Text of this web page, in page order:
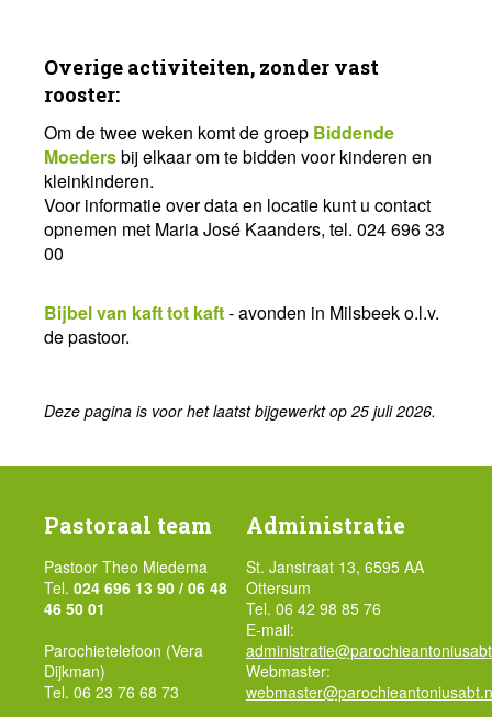
Overige activiteiten, zonder vast
rooster:
Om de twee weken komt de groep Biddende
Moedersbij elkaar om te bidden voor kinderen en
kleinkinderen.
Voor informatie over data en locatie kunt u contact
opnemen met Maria José Kaanders, tel. 024 696 33
00
Bijbel van kaft tot kaft- avonden in Milsbeek o.l.v.
de pastoor.
Deze pagina is voor het laatst bijgewerkt op 25 juli 2026.
Pastoraal team
Pastoor Theo Miedema
Tel. 024 696 13 90 / 06 48
46 50 01
Parochietelefoon (Vera
Dijkman)
Tel. 06 23 76 68 73
Administratie
St. Janstraat 13, 6595 AA
Ottersum
Tel. 06 42 98 85 76
E-mail:
Webmaster: